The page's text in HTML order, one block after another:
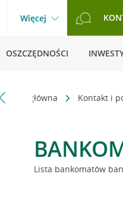
Więcej
OSZCZĘDNOŚCI
Strona główna Kontakt i
Lista bankomatów